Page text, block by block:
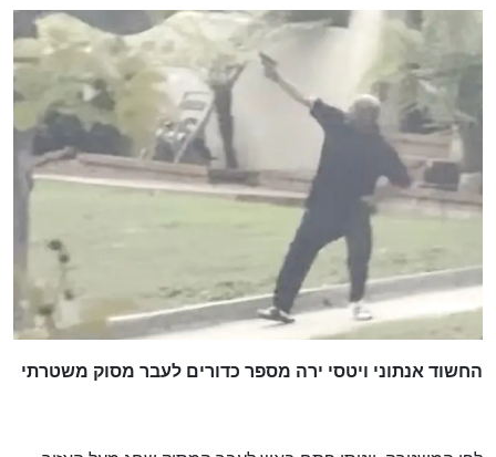
החשוד אנתוני ויטסי ירה מספר כדורים לעבר מסוק משטרתי